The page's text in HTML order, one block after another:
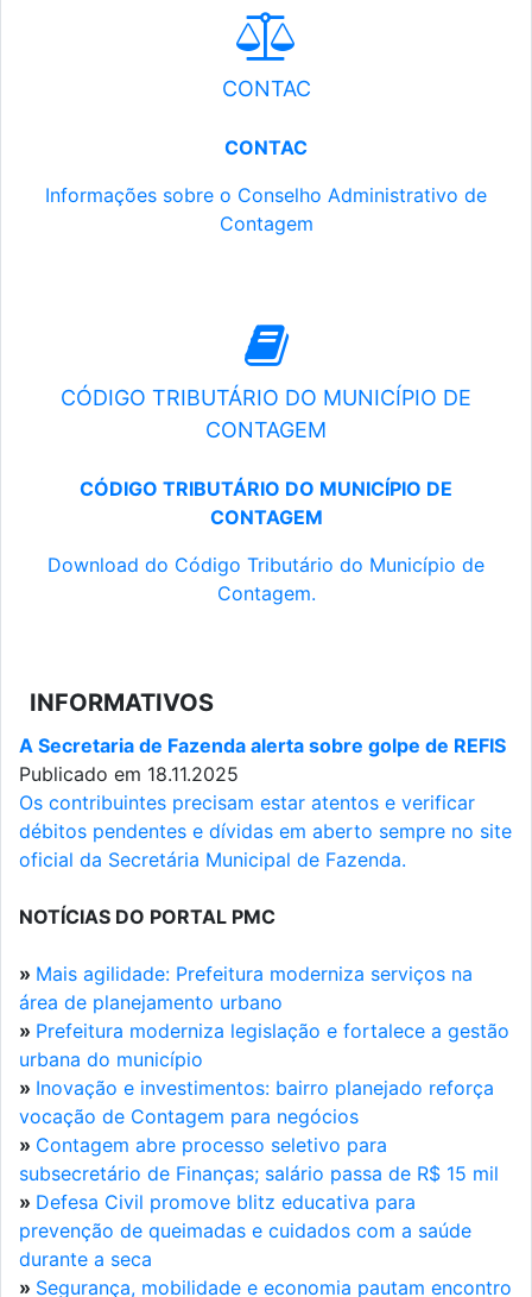
CONTAC
CONTAC
Informações sobre o Conselho Administrativo de
Contagem
CÓDIGO TRIBUTÁRIO DO MUNICÍPIO DE
CONTAGEM
CÓDIGO TRIBUTÁRIO DO MUNICÍPIO DE
CONTAGEM
Download do Código Tributário do Município de
Contagem.
INFORMATIVOS
A Secretaria de Fazenda alerta sobre golpe de REFIS
Publicado em 18.11.2025
Os contribuintes precisam estar atentos e verificar
débitos pendentes e dívidas em aberto sempre no site
oficial da Secretária Municipal de Fazenda.
NOTÍCIAS DO PORTAL PMC
» Mais agilidade: Prefeitura moderniza serviços na
área de planejamento urbano
» Prefeitura moderniza legislação e fortalece a gestão
urbana do município
» Inovação e investimentos: bairro planejado reforça
vocação de Contagem para negócios
» Contagem abre processo seletivo para
subsecretário de Finanças; salário passa de R$ 15 mil
» Defesa Civil promove blitz educativa para
prevenção de queimadas e cuidados com a saúde
durante a seca
» Segurança, mobilidade e economia pautam encontro